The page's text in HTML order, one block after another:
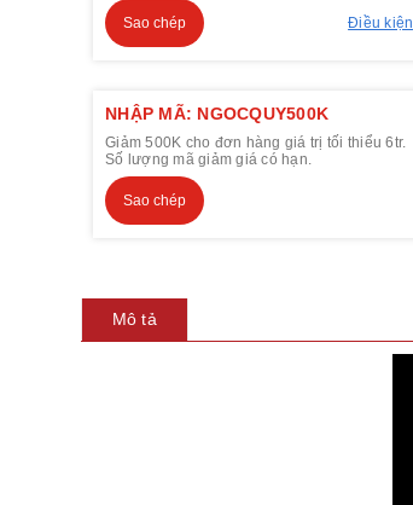
Sao chép Điều kiện
NHẬP MÃ: NGOCQUY500K
Giảm 500K cho đơn hàng giá trị tối thiểu 6tr.
Số lượng mã giảm giá có hạn.
Sao chép
Mô tả